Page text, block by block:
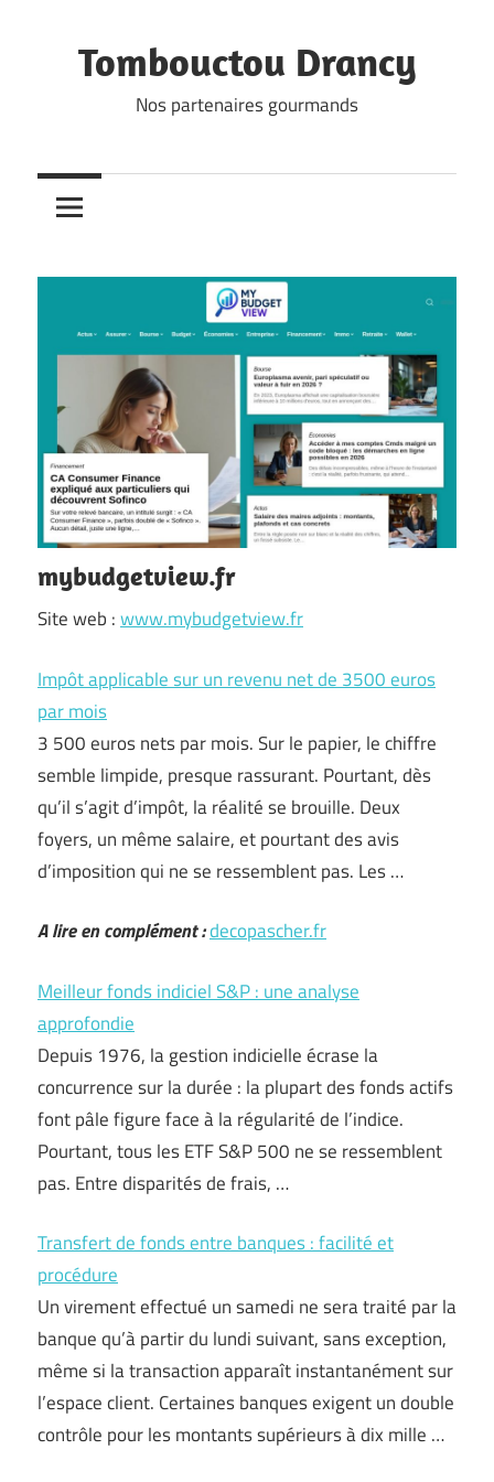
contentTombouctou Drancy
Nos partenaires gourmands
mybudgetview.fr
Site web :www.mybudgetview.fr
Impôt applicable sur un revenu net de 3500 euros
par mois
3 500 euros nets par mois. Sur le papier, le chiffre
semble limpide, presque rassurant. Pourtant, dès
qu’il s’agit d’impôt, la réalité se brouille. Deux
foyers, un même salaire, et pourtant des avis
d’imposition qui ne se ressemblent pas. Les …
A lire en complément :decopascher.fr
Meilleur fonds indiciel S&P : une analyse
approfondie
Depuis 1976, la gestion indicielle écrase la
concurrence sur la durée : la plupart des fonds actifs
font pâle figure face à la régularité de l’indice.
Pourtant, tous les ETF S&P 500 ne se ressemblent
pas. Entre disparités de frais, …
Transfert de fonds entre banques : facilité et
procédure
Un virement effectué un samedi ne sera traité par la
banque qu’à partir du lundi suivant, sans exception,
même si la transaction apparaît instantanément sur
l’espace client. Certaines banques exigent un double
contrôle pour les montants supérieurs à dix mille …